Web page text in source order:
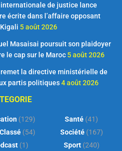
internationale de justice lance
écrite dans l’affaire opposant
5 août 2026
Masaisai poursuit son plaidoyer
le cap sur le Maroc 5 août 2026
remet la directive ministérielle de
partis politiques 4 août 2026
(129)
(54)
(1)
Santé (41)
Société(167)
Sport(240)